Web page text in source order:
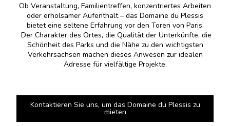
Ob Veranstaltung, Familientreffen, konzentriertes Arbeiten
oder erholsamer Aufenthalt – das Domaine du Plessis
bietet eine seltene Erfahrung vor den Toren von Paris.
Der Charakter des Ortes, die Qualität der Unterkünfte, die
Schönheit des Parks und die Nähe zu den wichtigsten
Verkehrsachsen machen dieses Anwesen zur idealen
Adresse für vielfältige Projekte.
Kontaktieren Sie uns, um das Domaine du Plessis zu
mieten